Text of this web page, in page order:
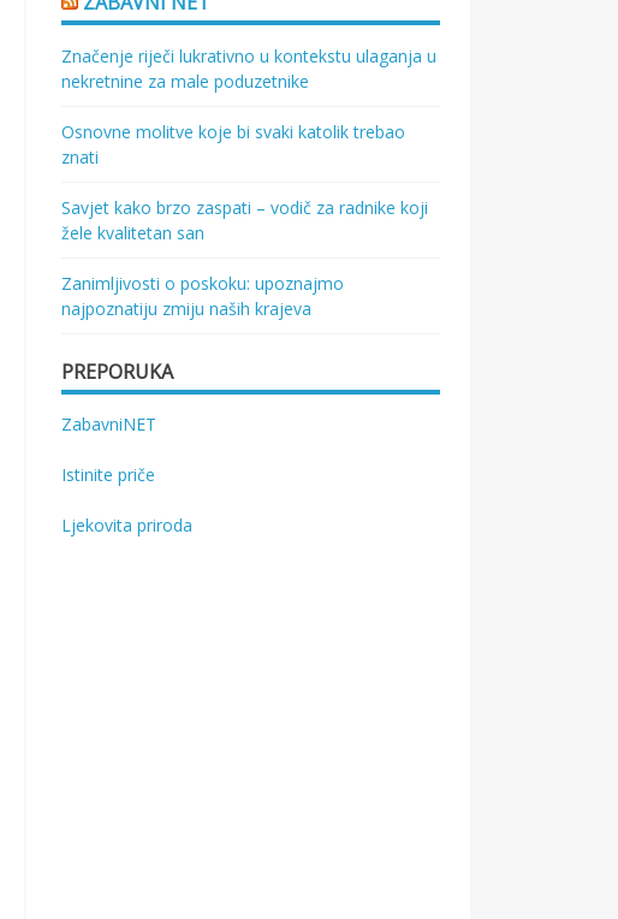
Značenje riječi lukrativno u kontekstu ulaganja u
nekretnine za male poduzetnike
Osnovne molitve koje bi svaki katolik trebao
znati
Savjet kako brzo zaspati – vodič za radnike koji
žele kvalitetan san
Zanimljivosti o poskoku: upoznajmo
najpoznatiju zmiju naših krajeva
PREPORUKA
ZabavniNET
Istinite priče
Ljekovita priroda